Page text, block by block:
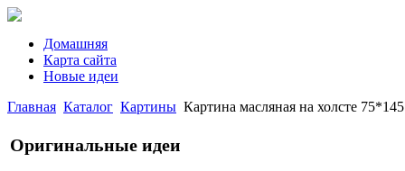
Домашняя
Карта сайта
Новые идеи
Главная Каталог Картины Картина масляная на холсте
Оригинальные идеи